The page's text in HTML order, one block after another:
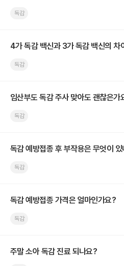
독감
4가 독감 백신과 3가 독감 백신의 차
독감
임산부도 독감 주사 맞아도 괜찮은가
독감
독감 예방접종 후 부작용은 무엇이
독감
독감 예방접종 가격은 얼마인가요?
독감
주말 소아 독감 진료 되나요?